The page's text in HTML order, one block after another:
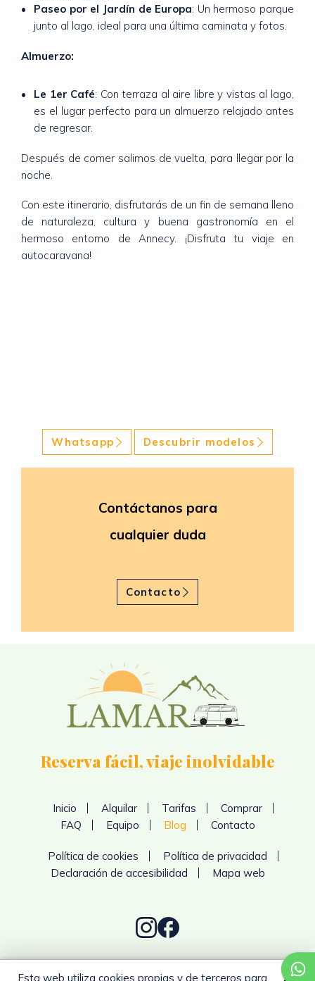
Paseo por el Jardín de Europa: Un hermoso parque
junto al lago, ideal para una última caminata y fotos.
Almuerzo:
Le 1er Café: Con terraza al aire libre y vistas al lago,
es el lugar perfecto para un almuerzo relajado antes
de regresar.
Después de comer salimos de vuelta, para llegar por la
noche.
Con este itinerario, disfrutarás de un fin de semana lleno
de naturaleza, cultura y buena gastronomía en el
hermoso entorno de Annecy. ¡Disfruta tu viaje en
autocaravana!
Whatsapp Descubrir modelos
Contáctanos para
cualquier duda
Contacto
Reserva fácil, viaje inolvidable
Inicio Alquilar Tarifas
Comprar
FAQ
Equipo Blog Contacto
Política de cookies
Política de privacidad
Declaración de accesibilidad
Mapa web
C/ Gironès n.1117181, Aiguaviva,Girona
Esta web utiliza cookies propias y de terceros para